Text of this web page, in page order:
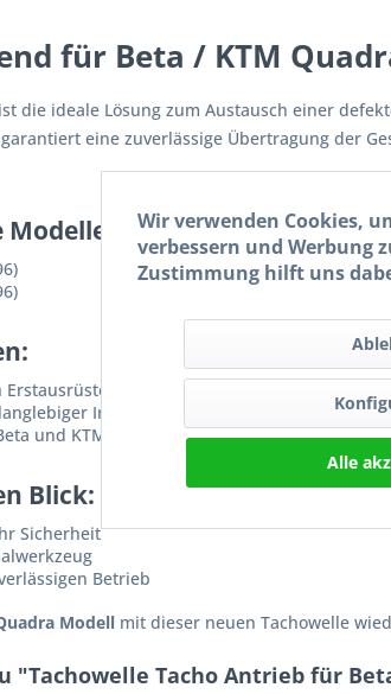
für Beta / KTM
ist die ideale Lösung zum Austausch einer
eine zuverlässige Übertragung der
Innenzug
und KTM Quadra
Blick:
Sicherheit
Betrieb
Modell mit dieser neuen Tachowelle
Tacho Antrieb für
Wir verwenden Cookies,
verbessern und Werbung
Zustimmung hilft uns
Alle